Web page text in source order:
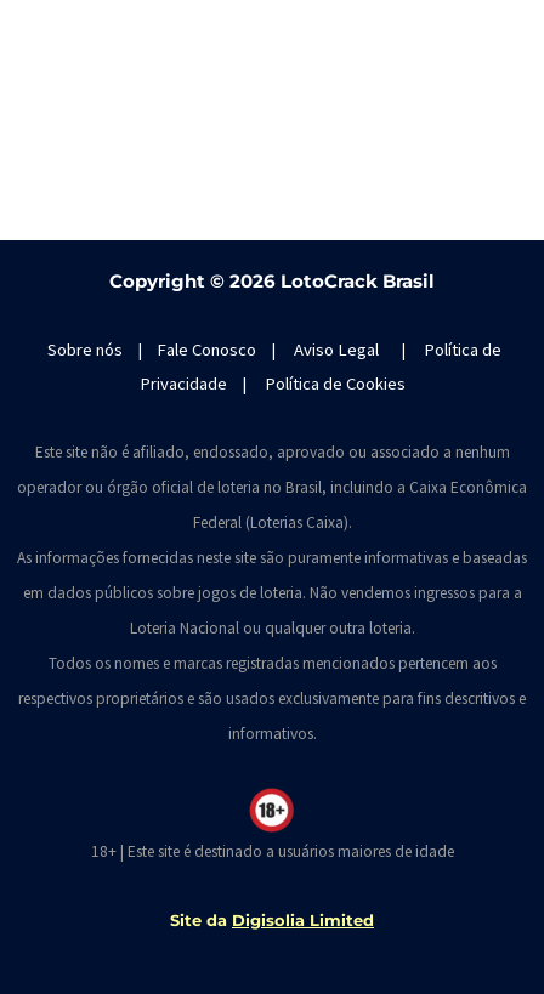
Copyright © 2026 LotoCrack Brasil
Sobre nós | Fale Conosco | Aviso Legal | Política de
Privacidade | Política de Cookies
Este site não é afiliado, endossado, aprovado ou associado a nenhum
operador ou órgão oficial de loteria no Brasil, incluindo a Caixa Econômica
Federal (Loterias Caixa).
As informações fornecidas neste site são puramente informativas e baseadas
em dados públicos sobre jogos de loteria. Não vendemos ingressos para a
Loteria Nacional ou qualquer outra loteria.
Todos os nomes e marcas registradas mencionados pertencem aos
respectivos proprietários e são usados exclusivamente para fins descritivos e
informativos.
18+ | Este site é destinado a usuários maiores de idade
Site da Digisolia Limited